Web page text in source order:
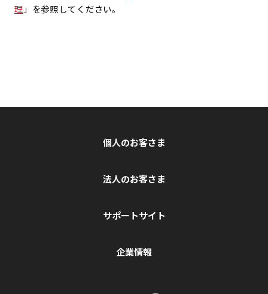
理 」を参照してください。
個人のお客さま
法人のお客さま
サポートサイト
企業情報